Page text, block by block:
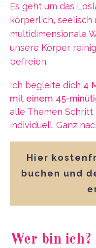
Es geht um das
körperlich, seelisch
multidimensionale
unsere Körper
befreien.
Ich begleite dich 4
mit einem 45-
alle Themen Schritt
individuell. Ganz
Hier
buchen und
Wer bin ich?